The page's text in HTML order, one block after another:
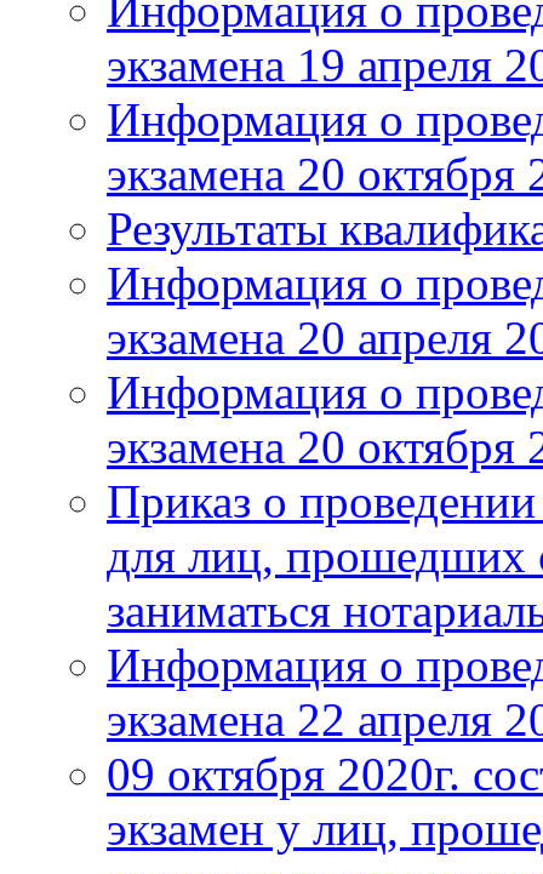
Информация о
экзамена 19 апреля
Информация о
экзамена 20 октября
Результаты
Информация о
экзамена 20 апреля
Информация о
экзамена 20 октября
Приказ о
для лиц,
заниматься
Информация о
экзамена 22 апреля
09 октября 2020г.
экзамен у лиц,